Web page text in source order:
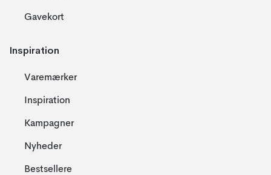
Gavekort
Inspiration
Varemærker
Inspiration
Kampagner
Nyheder
Bestsellere